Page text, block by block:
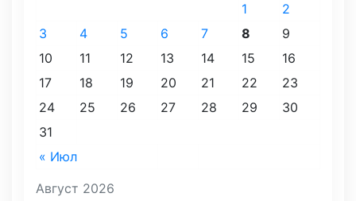
Август 2026
« Июл
1
2
3
4 5 6 7 8
9
10
11 12 13 14 15
16
17
18 19 20 21 22
23
24
25 26 27 28 29
30
31